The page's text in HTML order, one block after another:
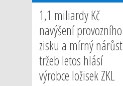
1,1 miliardy Kč
navýšení provozního
zisku a mírný nárůst
tržeb letos hlásí
výrobce ložisek ZKL